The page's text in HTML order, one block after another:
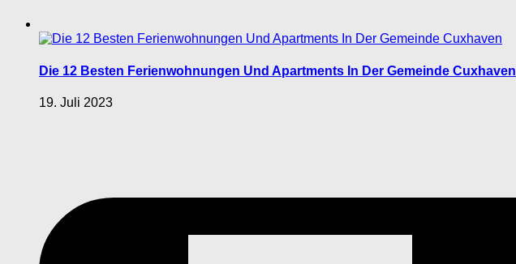
Die 12 Besten Ferienwohnungen Und Apartments In Der Gemeinde Cuxhaven
19. Juli 2023